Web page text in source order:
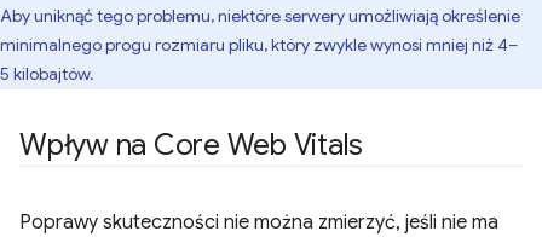
Aby uniknąć tego problemu, niektóre serwery umożliwiają określenie
minimalnego progu rozmiaru pliku, który zwykle wynosi mniej niż 4–
5 kilobajtów.
Wpływ na Core Web Vitals
Poprawy skuteczności nie można zmierzyć, jeśli nie ma